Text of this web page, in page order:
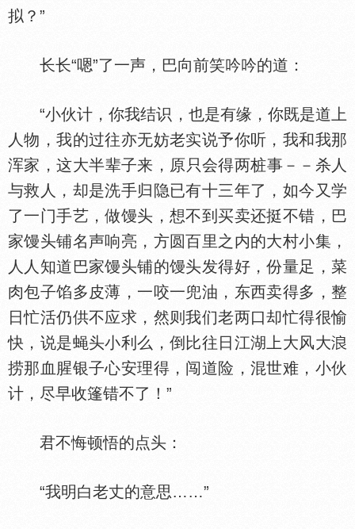
拟？”
长长“嗯”了一声，巴向前笑吟吟的道：
“小伙计，你我结识，也是有缘，你既是道上
人物，我的过往亦无妨老实说予你听，我和我那
浑家，这大半辈子来，原只会得两桩事－－杀人
与救人，却是洗手归隐已有十三年了，如今又学
了一门手艺，做馒头，想不到买卖还挺不错，巴
家馒头铺名声响亮，方圆百里之内的大村小集，
人人知道巴家馒头铺的馒头发得好，份量足，菜
肉包子馅多皮薄，一咬一兜油，东西卖得多，整
日忙活仍供不应求，然则我们老两口却忙得很愉
快，说是蝇头小利么，倒比往日江湖上大风大
捞那血腥银子心安理得，闯道险，混世难，小伙
计，尽早收篷错不了！”
君不悔顿悟的点头：
“我明白老丈的意思……”